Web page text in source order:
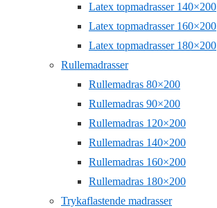
Latex topmadrasser 140×200
Latex topmadrasser 160×200
Latex topmadrasser 180×200
Rullemadrasser
Rullemadras 80×200
Rullemadras 90×200
Rullemadras 120×200
Rullemadras 140×200
Rullemadras 160×200
Rullemadras 180×200
Trykaflastende madrasser